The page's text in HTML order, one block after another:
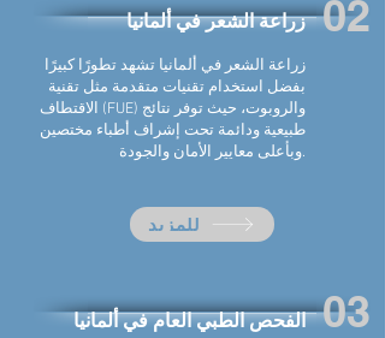
زراعة الشعر فيألمانيا
زراعة الشعر في ألمانياتشهد تطورًا كبيرًا
بفضل استخدام تقنيات متقدمة مثل تقنية
الاقتطاف (FUE) والروبوت، حيث توفر نتائج
طبيعية ودائمة تحت إشراف أطباء مختصين
وبأعلى معايير الأمان والجودة.
02
للمزيد
الفحص الطبي العام فيألمانيا 03